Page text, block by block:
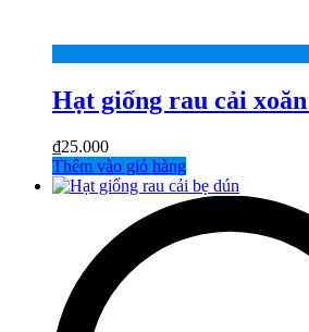
Hạt giống rau cải
₫25.000
Thêm vào giỏ hàng